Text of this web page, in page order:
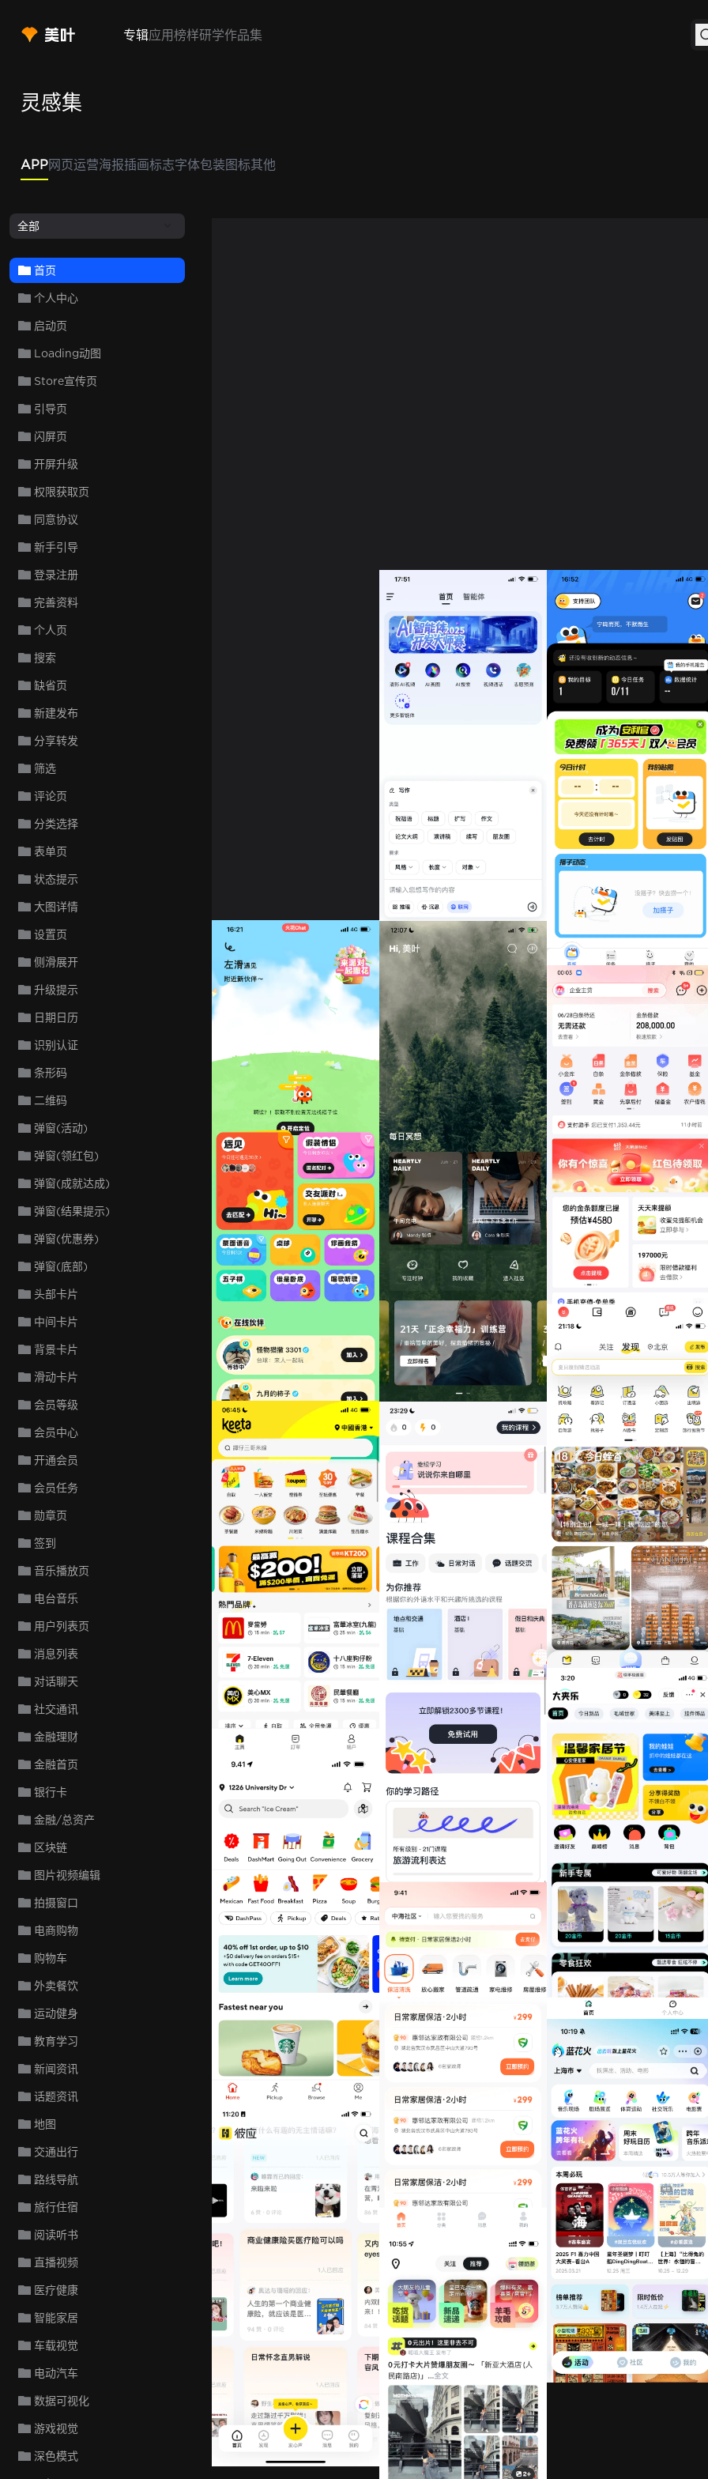
专辑应用榜样研学作品集
灵感集
APP网页运营海报插画标志字体包装图标其他
全部
首页
个人中心
启动页
Loading动图
Store宣传页
引导页
闪屏页
开屏升级
权限获取页
同意协议
新手引导
登录注册
完善资料
个人页
搜索
缺省页
新建发布
分享转发
筛选
评论页
分类选择
表单页
状态提示
大图详情
设置页
侧滑展开
升级提示
日期日历
识别认证
条形码
二维码
弹窗(活动)
弹窗(领红包)
弹窗(成就达成)
弹窗(结果提示)
弹窗(优惠券)
弹窗(底部)
头部卡片
中间卡片
背景卡片
滑动卡片
会员等级
会员中心
开通会员
会员任务
勋章页
签到
音乐播放页
电台音乐
用户列表页
消息列表
对话聊天
社交通讯
金融理财
金融首页
银行卡
金融/总资产
区块链
图片视频编辑
拍摄窗口
电商购物
购物车
外卖餐饮
运动健身
教育学习
新闻资讯
话题资讯
地图
交通出行
路线导航
旅行住宿
阅读听书
直播视频
医疗健康
智能家居
车载视觉
电动汽车
数据可视化
游戏视觉
深色模式
火花Chat
Keeta
智谱清言
哈梨冥想
EF Hello
搭子计划
京东金融
马蜂窝（2377）